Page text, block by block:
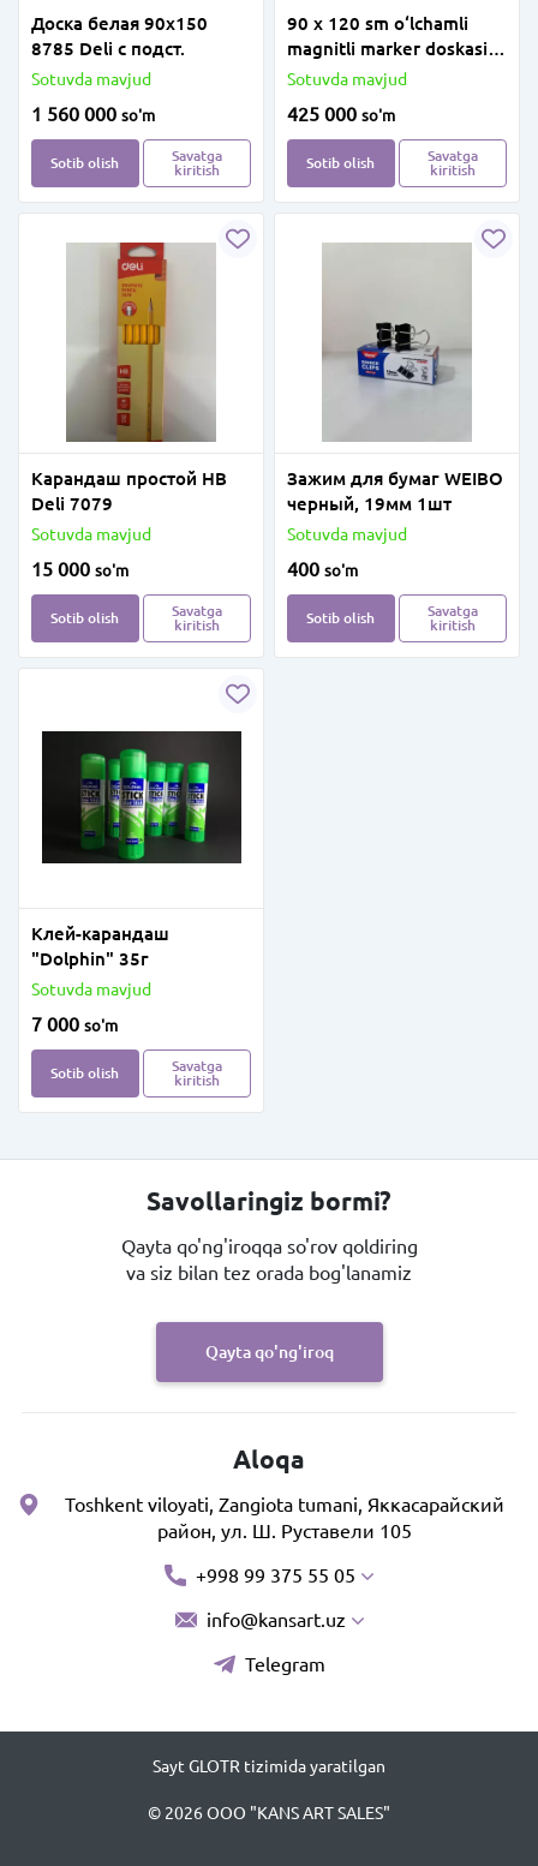
Доска белая 90х150
8785 Deli с подст.
Sotuvda mavjud
1 560 000 so'm
Sotib olish
Savatga
kiritish
90 x 120 sm o‘lchamli
magnitli marker doskasi
(oq/yashil)
Sotuvda mavjud
425 000 so'm
Sotib olish
Savatga
kiritish
Карандаш простой HB
Deli 7079
Sotuvda mavjud
15 000 so'm
Sotib olish
Savatga
kiritish
Зажим для бумаг WEIBO
черный, 19мм 1шт
Sotuvda mavjud
400 so'm
Sotib olish
Savatga
kiritish
Клей-карандаш
"Dolphin" 35г
Sotuvda mavjud
7 000 so'm
Sotib olish
Savatga
kiritish
Savollaringiz bormi?
Qayta qo'ng'iroqqa so'rov qoldiring
va siz bilan tez orada bog'lanamiz
Qayta qo'ng'iroq
Aloqa
Toshkent viloyati, Zangiota tumani, Яккасарайский
район, ул. Ш. Руставели 105
+998 99 375 55 05
info@kansart.uz
Telegram
Sayt GLOTR tizimida yaratilgan
© 2026 OOO "KANS ART SALES"